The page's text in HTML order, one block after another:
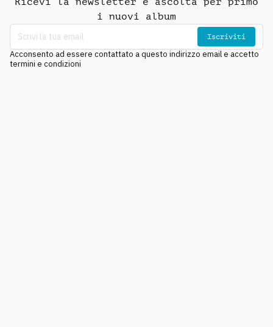
i nuovi album
Iscriviti
Acconsento ad essere contattato a questo indirizzo email e accetto
termini e condizioni